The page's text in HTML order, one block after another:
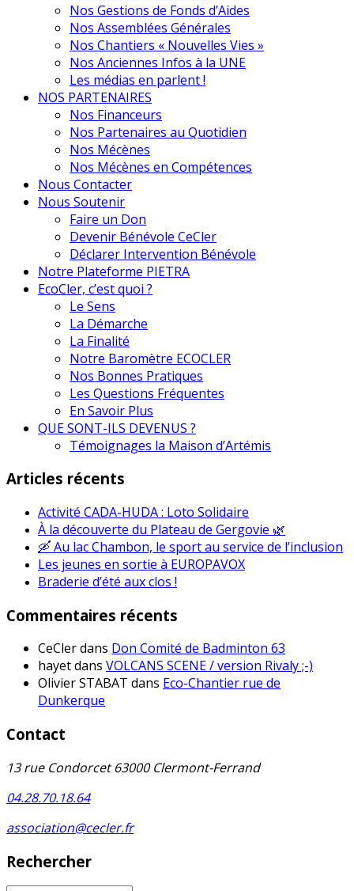
Nos Gestions de Fonds d’Aides
Nos Assemblées Générales
Nos Chantiers « Nouvelles Vies »
Nos Anciennes Infos à la UNE
Les médias en parlent !
NOS PARTENAIRES
Nos Financeurs
Nos Partenaires au Quotidien
Nos Mécènes
Nos Mécènes en Compétences
Nous Contacter
Nous Soutenir
Faire un Don
Devenir Bénévole CeCler
Déclarer Intervention Bénévole
Notre Plateforme PIETRA
EcoCler, c’est quoi ?
Le Sens
La Démarche
La Finalité
Notre Baromètre ECOCLER
Nos Bonnes Pratiques
Les Questions Fréquentes
En Savoir Plus
QUE SONT-ILS DEVENUS ?
Témoignages la Maison d’Artémis
Articles récents
Activité CADA-HUDA : Loto Solidaire
À la découverte du Plateau de Gergovie 🌿
🛶 Au lac Chambon, le sport au service de l’inclusion
Les jeunes en sortie à EUROPAVOX
Braderie d’été aux clos !
Commentaires récents
CeClerdans Don Comité de Badminton 63
hayetdans VOLCANS SCENE / version Rivaly ;-)
Olivier STABAT dans Eco-Chantier rue de
Dunkerque
Contact
13 rue Condorcet 63000 Clermont-Ferrand
04.28.70.18.64
association@cecler.fr
Rechercher